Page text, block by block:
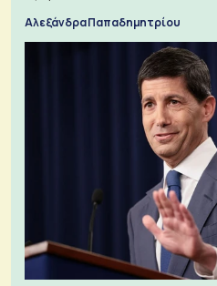
Αλεξάνδρα Παπαδημητρίου